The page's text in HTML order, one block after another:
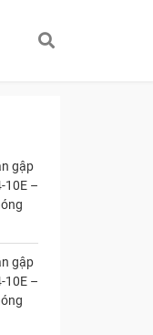
gập
10E –
gập
10E –